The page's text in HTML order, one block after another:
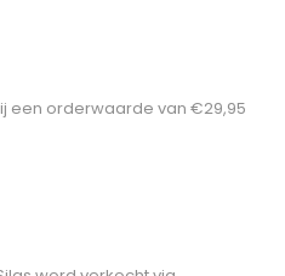
een orderwaarde van €29,95